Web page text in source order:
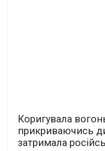
Коригувала
прикриваючись
затримала